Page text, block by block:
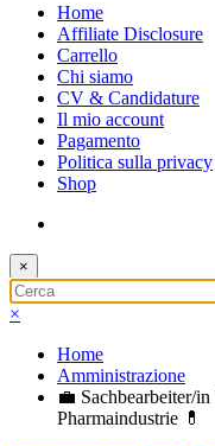
Home
Affiliate Disclosure
Carrello
Chi siamo
CV & Candidature
Il mio account
Pagamento
Politica sulla privacy
Shop
×
×
Home
Amministrazione
💼 Sachbearbeiter/
Pharmaindustrie 💊